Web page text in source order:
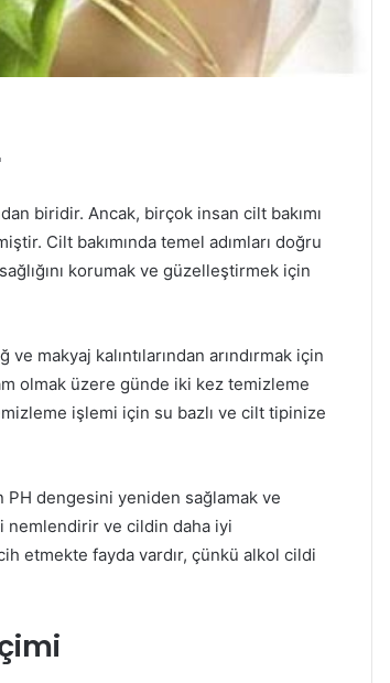
biridir. Ancak, birçok insan cilt bakımı
Cilt bakımında temel adımları doğru
korumak ve güzelleştirmek için
makyaj kalıntılarından arındırmak için
olmak üzere günde iki kez temizleme
işlemi için su bazlı ve cilt tipinize
PH dengesini yeniden sağlamak ve
nemlendirir ve cildin daha iyi
etmekte fayda vardır, çünkü alkol cildi